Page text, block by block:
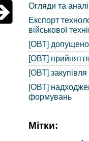
Огляди та
Експорт
військової
[ОВТ] допущено
[ОВТ]
[ОВТ]
[ОВТ]
формувань
Мітки: